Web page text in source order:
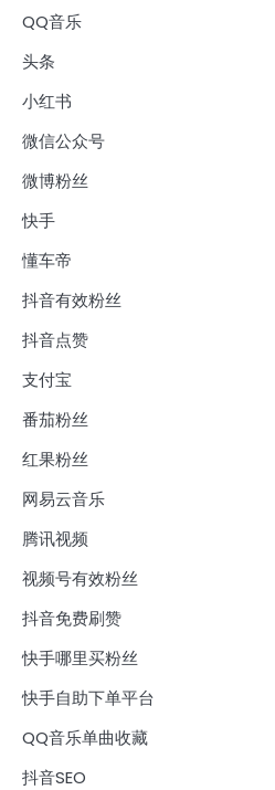
QQ音乐
头条
小红书
微信公众号
微博粉丝
快手
懂车帝
抖音有效粉丝
抖音点赞
支付宝
番茄粉丝
红果粉丝
网易云音乐
腾讯视频
视频号有效粉丝
抖音免费刷赞
快手哪里买粉丝
快手自助下单平台
QQ音乐单曲收藏
抖音SEO